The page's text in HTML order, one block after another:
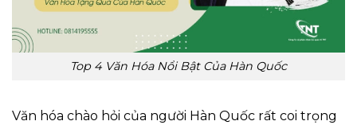
Top 4 Văn Hóa Nổi Bật Của Hàn Quốc
Văn hóa chào hỏi của người Hàn Quốc rất coi trọng